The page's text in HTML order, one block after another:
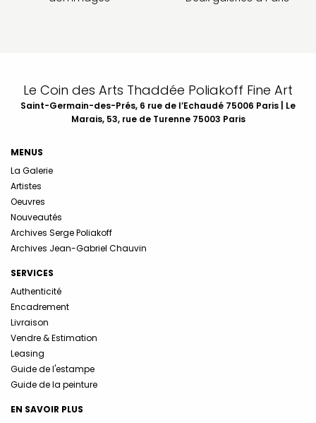
Le Coin des Arts Thaddée Poliakoff Fine Art
Saint-Germain-des-Prés, 6 rue de l’Echaudé 75006 Paris | Le
Marais, 53, rue de Turenne 75003 Paris
MENUS
La Galerie
Artistes
Oeuvres
Nouveautés
Archives Serge Poliakoff
Archives Jean-Gabriel Chauvin
SERVICES
Authenticité
Encadrement
Livraison
Vendre & Estimation
Leasing
Guide de l'estampe
Guide de la peinture
EN SAVOIR PLUS